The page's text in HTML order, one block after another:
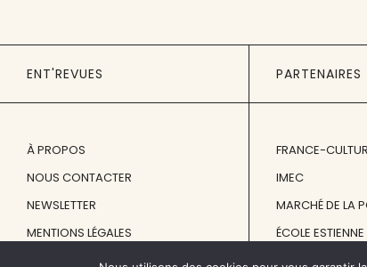
ENT'REVUES
À PROPOS
NOUS CONTACTER
NEWSLETTER
MENTIONS LÉGALES
PARTENAIRES
FRANCE-
IMEC
MARCHÉ DE LA
ÉCOLE ESTIENNE